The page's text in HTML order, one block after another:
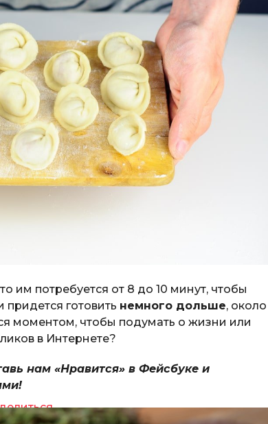
им потребуется от 8 до 10 минут, чтобы
готовить немного дольше, около
моментом, чтобы подумать о жизни или
в Интернете?
нам «Нравится» в Фейсбуке и